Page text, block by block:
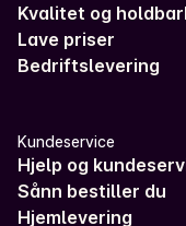
Kvalitet og
Lave priser
Bedriftslevering
Kundeservice
Hjelp og
Sånn bestiller du
Hjemlevering